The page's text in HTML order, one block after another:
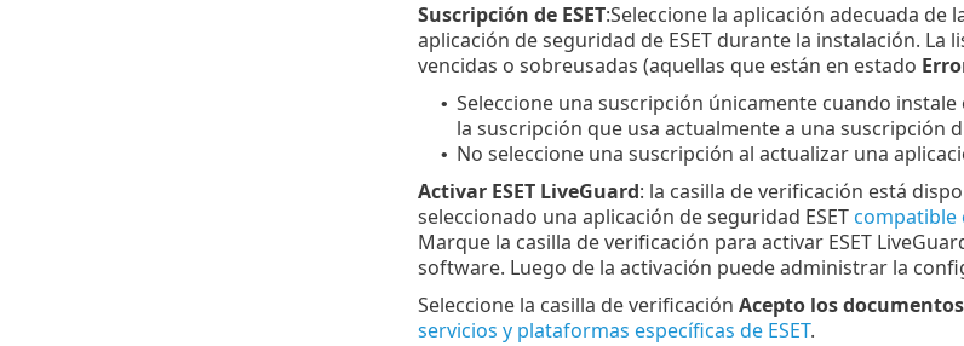
Suscripción de ESET:Seleccione la aplicación adecuada de
aplicación de seguridad de ESET durante la instalación.
vencidas o sobreusadas (aquellas que están en estado
• Seleccione una suscripción únicamente cuando
la suscripción que usa actualmente a una suscripción
• No seleccione una suscripción al actualizar una
Activar ESET LiveGuard: la casilla de verificación está
seleccionado una aplicación de seguridad ESETcompatible
Marque la casilla de verificación para activar ESET
software. Luego de la activación puede administrar la
Seleccione la casilla de verificación Acepto los
servicios y plataformas específicas de ESET.